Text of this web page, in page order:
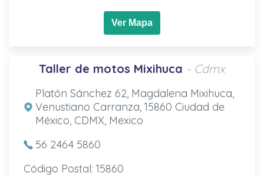
Ver Mapa
Taller de motos Mixihuca - Cdmx
Platón Sánchez 62, Magdalena Mixihuca,
Venustiano Carranza, 15860 Ciudad de
México, CDMX, Mexico
56 2464 5860
Código Postal: 15860